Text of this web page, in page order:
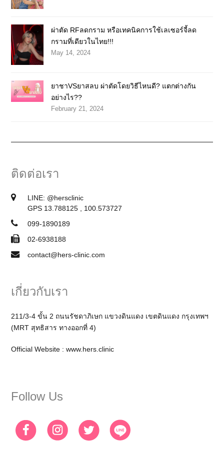
ผ่าตัด RFลดกราม หรือเทคนิคการใช้เลเซอร์จี้ลด
กรามที่เดียวในไทย!!!
May 14, 2024
ยาชาVSยาสลบ ผ่าตัดโดยวิธีไหนดี? แตกต่างกัน
อย่างไร??
February 21, 2024
ติดต่อเรา
LINE: @hersclinic
GPS 13.788125 , 100.573727
099-1890189
02-6938188
contact@hers-clinic.com
เกี่ยวกับเรา
211/3-4 ขั้น 2 ถนนรัชดาภิเษก แขวงดินแดง เขตดินแดง กรุงเทพฯ
(MRT สุทธิสาร ทางออกที่ 4)
Official Website :www.hers.clinic
Follow Us